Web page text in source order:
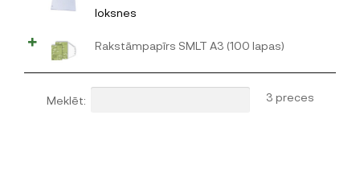
loksnes
Rakstāmpapīrs SMLT A3 (100 lapas)
Meklēt: 3 preces